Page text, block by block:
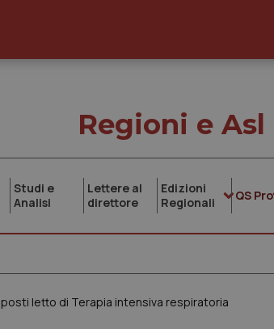
Regioni e Asl
Studi e
Analisi
Lettere al
direttore
Edizioni
Regionali
QS Pro
posti letto di Terapia intensiva respiratoria